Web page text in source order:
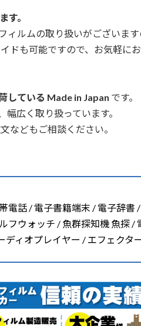
す。
ルムの取り扱いがございま
ドも可能ですので、お気軽に
している Made in Japan です。
広く取り扱っています。
などもご相談ください。
電話 / 電子書籍端末 / 電子辞
フウォッチ / 魚群探知機 魚探
ィオプレイヤー / エフェクター